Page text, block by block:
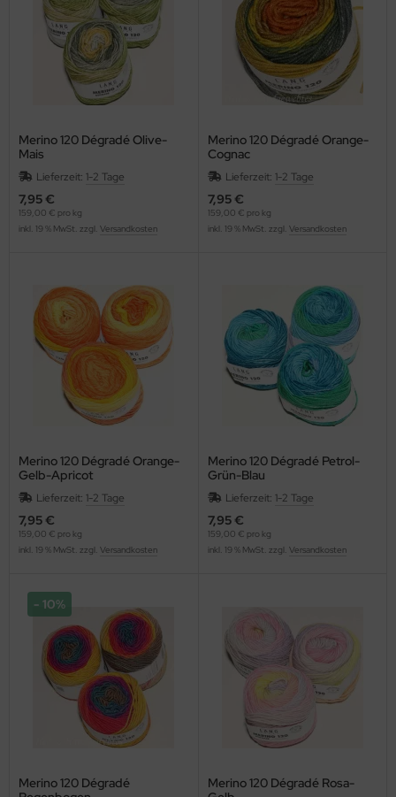
Merino 120 Dégradé Olive-
Mais
Lieferzeit: 1-2 Tage
7,95 €
159,00 € pro kg
inkl. 19 % MwSt. zzgl. Versandkosten
Merino 120 Dégradé Orange-
Cognac
Lieferzeit: 1-2 Tage
7,95 €
159,00 € pro kg
inkl. 19 % MwSt. zzgl. Versandkosten
Merino 120 Dégradé Orange-
Gelb-Apricot
Lieferzeit: 1-2 Tage
7,95 €
159,00 € pro kg
inkl. 19 % MwSt. zzgl. Versandkosten
Merino 120 Dégradé Petrol-
Grün-Blau
Lieferzeit: 1-2 Tage
7,95 €
159,00 € pro kg
inkl. 19 % MwSt. zzgl. Versandkosten
Merino 120 Dégradé
10%
Merino 120 Dégradé Rosa-